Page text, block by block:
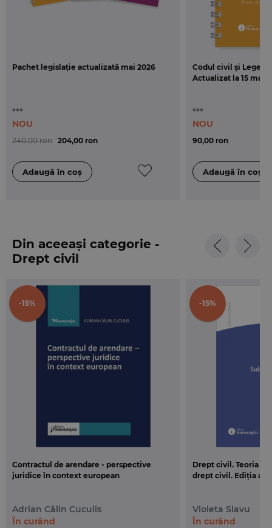
Cartea Codul civil si Legea de punere in aplicare
este tiparita in format A5 (145x205 mm), pe hartie
Pachet legislație actualizată mai 2026
***
240,00 ron 204,00 ron
NOU
Codul civil și Legea
Actualizat la 15 mai
***
90,00 ron
NOU
Din aceeași categorie -
Drept civil
-15%
Contractul de arendare - perspective
juridice în context european
Adrian Călin Cuculis
În curând
-15%
Drept civil. Teoria
drept civil. Ediția a
Violeta Slavu
În curând